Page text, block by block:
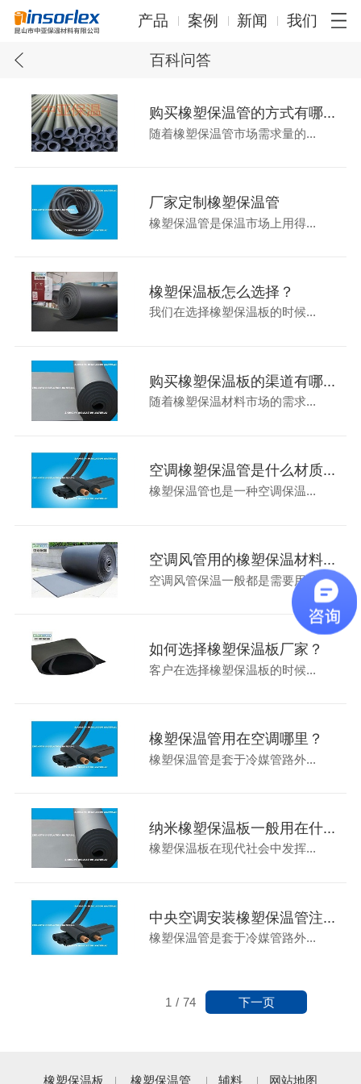
产品 案例 新闻 我们
百科问答
购买橡塑保温管的方式有哪...
随着橡塑保温管市场需求量的...
厂家定制橡塑保温管
橡塑保温管是保温市场上用得...
橡塑保温板怎么选择？
我们在选择橡塑保温板的时候...
购买橡塑保温板的渠道有哪...
随着橡塑保温材料市场的需求...
空调橡塑保温管是什么材质...
橡塑保温管也是一种空调保温...
空调风管用的橡塑保温材料...
空调风管保温一般都是需要用...
如何选择橡塑保温板厂家？
客户在选择橡塑保温板的时候...
橡塑保温管用在空调哪里？
橡塑保温管是套于冷媒管路外...
纳米橡塑保温板一般用在什...
橡塑保温板在现代社会中发挥...
中央空调安装橡塑保温管注...
橡塑保温管是套于冷媒管路外...
1 / 74 下一页
橡塑保温板 橡塑保温管 辅料 网站地图